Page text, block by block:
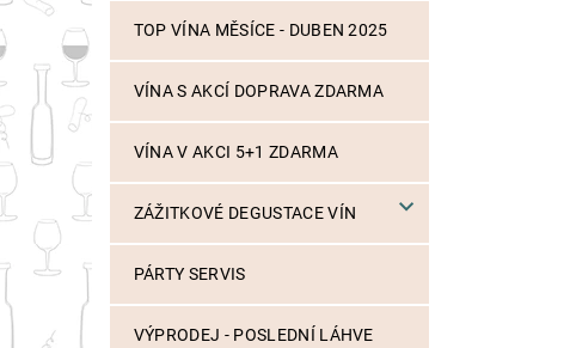
TOP VÍNA MĚSÍCE - DUBEN 2025
VÍNA S AKCÍ DOPRAVA ZDARMA
VÍNA V AKCI 5+1 ZDARMA
ZÁŽITKOVÉ DEGUSTACE VÍN
PÁRTY SERVIS
VÝPRODEJ - POSLEDNÍ LÁHVE